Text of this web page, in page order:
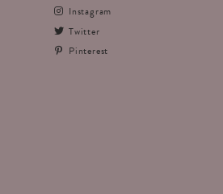
Instagram
Twitter
Pinterest